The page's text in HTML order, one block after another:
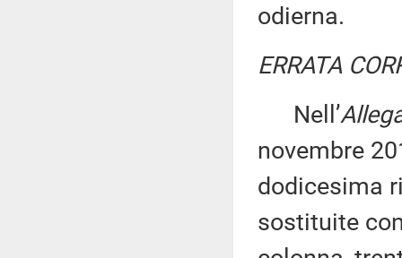
odierna.
ERRATA
Nell’
novembre
dodicesima
sostituite